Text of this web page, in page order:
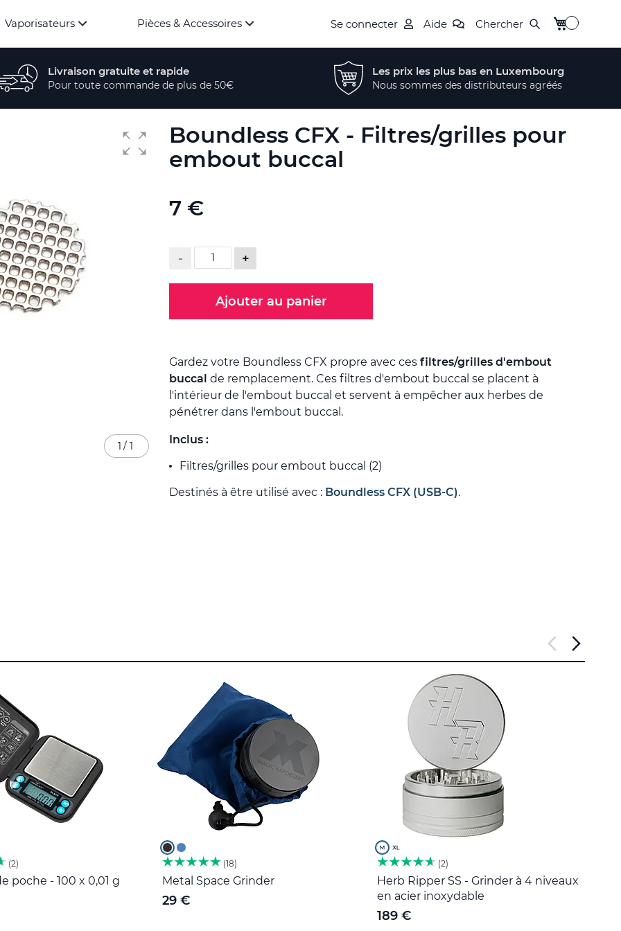
Vaporisateurs Pièces & Accessoires Se connecter Aide Chercher Mon panier
Livraison gratuite et rapide
Pour toute commande de plus de 50€
Les prix les plus bas en Luxembourg
Nous sommes des distributeurs agréés
Boundless CFX - Filtres/grilles pour
embout buccal
7 €
- +
Ajouter au panier
Gardez votre Boundless CFX propre avec ces filtres/grilles d'embout
buccal de remplacement. Ces filtres d'embout buccal se placent à
l'intérieur de l'embout buccal et servent à empêcher aux herbes de
pénétrer dans l'embout buccal.
Inclus :
Filtres/grilles pour embout buccal (2)
Destinés à être utilisé avec : Boundless CFX (USB-C).
1 / 1
2
poche - 100 x 0,01 g
18
Metal Space Grinder
29 €
2
Herb Ripper SS - Grinder à 4 niveaux
en acier inoxydable
189 €